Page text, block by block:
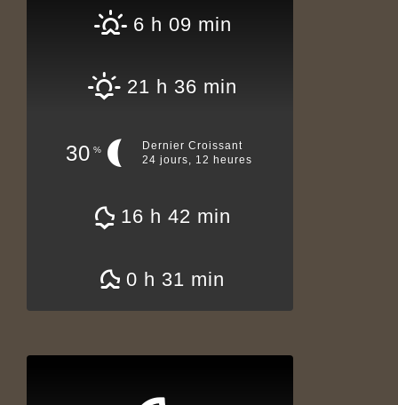
6 h 09 min
21 h 36 min
30 %
Dernier Croissant
24 jours, 12 heures
16 h 42 min
0 h 31 min